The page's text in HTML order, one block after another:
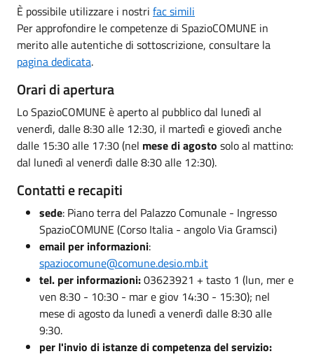
È possibile utilizzare i nostri fac simili
Per approfondire le competenze di SpazioCOMUNE in
merito alle autentiche di sottoscrizione, consultare la
pagina dedicata.
Orari di apertura
Lo SpazioCOMUNE è aperto al pubblico dal lunedì al
venerdì, dalle 8:30 alle 12:30, il martedì e giovedì anche
dalle 15:30 alle 17:30 (nel mese di agosto solo al mattino:
dal lunedì al venerdì dalle 8:30 alle 12:30).
Contatti e recapiti
sede: Piano terra del Palazzo Comunale - Ingresso
SpazioCOMUNE (Corso Italia - angolo Via Gramsci)
email per informazioni:
spaziocomune@comune.desio.mb.it
tel. per informazioni:03623921 + tasto 1 (lun, mer e
ven 8:30 - 10:30 - mar e giov 14:30 - 15:30); nel
mese di agosto da lunedì a venerdì dalle 8:30 alle
9:30.
per l'invio di istanze di competenza del servizio: